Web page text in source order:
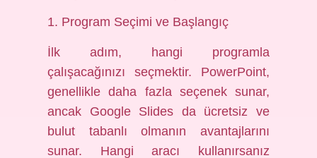
1. Program Seçimi ve Başlangıç
İlk adım, hangi programla
çalışacağınızı seçmektir. PowerPoint,
genellikle daha fazla seçenek sunar,
ancak Google Slides da ücretsiz ve
bulut tabanlı olmanın avantajlarını
sunar. Hangi aracı kullanırsanız